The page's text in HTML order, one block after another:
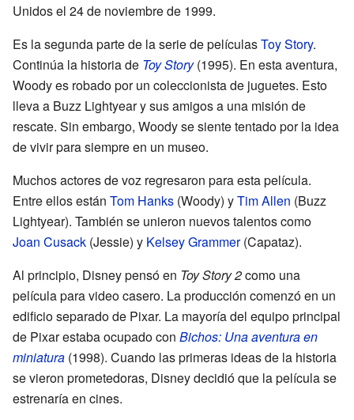
Unidos el 24 de noviembre de 1999.
Es la segunda parte de la serie de películasToy Story.
Continúa la historia de Toy Story(1995). En esta aventura,
Woody es robado por un coleccionista de juguetes. Esto
lleva a Buzz Lightyear y sus amigos a una misión de
rescate. Sin embargo, Woody se siente tentado por la idea
de vivir para siempre en un museo.
Muchos actores de voz regresaron para esta película.
Entre ellos están Tom Hanks (Woody) yTim Allen (Buzz
Lightyear). También se unieron nuevos talentos como
Joan Cusack (Jessie) y Kelsey Grammer(Capataz).
Al principio, Disney pensó en Toy Story 2como una
película para video casero. La producción comenzó en un
edificio separado de Pixar. La mayoría del equipo principal
de Pixar estaba ocupado con Bichos: Una aventura en
miniatura (1998). Cuando las primeras ideas de la historia
se vieron prometedoras, Disney decidió que la película se
estrenaría en cines.